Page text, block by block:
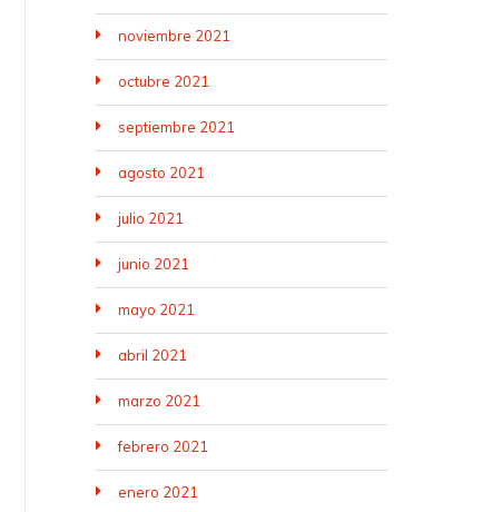
noviembre 2021
octubre 2021
septiembre 2021
agosto 2021
julio 2021
junio 2021
mayo 2021
abril 2021
marzo 2021
febrero 2021
enero 2021